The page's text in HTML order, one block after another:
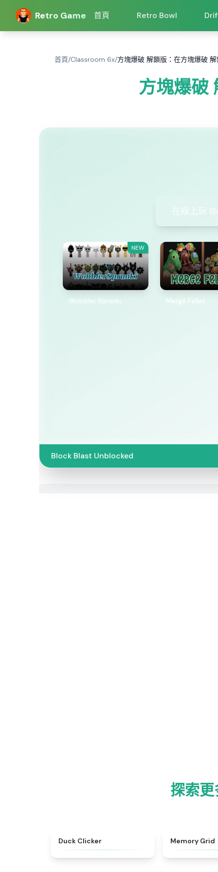
Retro Game 首頁 Retro Bowl
首頁/Classroom 6x/方塊爆破 解鎖版：在方塊爆破
方塊爆破
在線上玩
NEW
Wobbler Sprunki Merge Fellas
Block Blast Unblocked
探索
Duck Clicker Memory Grid